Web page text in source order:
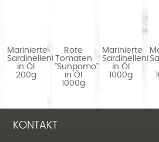
Marinierte
Sardinellenfilets
in Öl
200g
Rote
Tomaten
"Sunpomo"
in Öl
1000g
Marinierte
in Öl
1000g
KONTAKT